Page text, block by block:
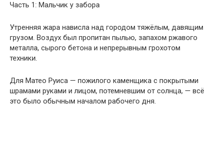
Часть 1: Мальчик у забора
Утренняя жара нависла над городом тяжёлым, давящим
грузом. Воздух был пропитан пылью, запахом ржавого
металла, сырого бетона и непрерывным грохотом
техники.
Для Матео Руиса — пожилого каменщика с покрытыми
шрамами руками и лицом, потемневшим от солнца, — всё
это было обычным началом рабочего дня.